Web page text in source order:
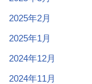
2025年2月
2025年1月
2024年12月
2024年11月